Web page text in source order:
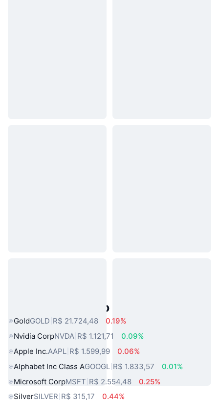
Ativos do Mundo Real Populares
GoldGOLD R$ 21.724,48
0.19%
Nvidia CorpNVDA R$ 1.121,71
0.09%
Apple Inc.AAPL R$ 1.599,99
0.06%
Alphabet Inc Class AGOOGL R$ 1.833,57
0.01%
Microsoft CorpMSFT R$ 2.554,48
0.25%
SilverSILVER R$ 315,17 0.44%